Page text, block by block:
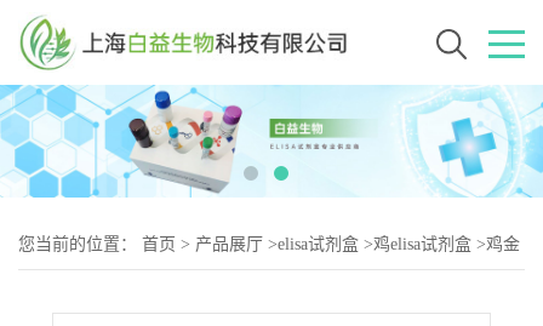
您当前的位置： 首页 > 产品展厅 >elisa试剂盒 >鸡elisa试剂盒 >鸡金